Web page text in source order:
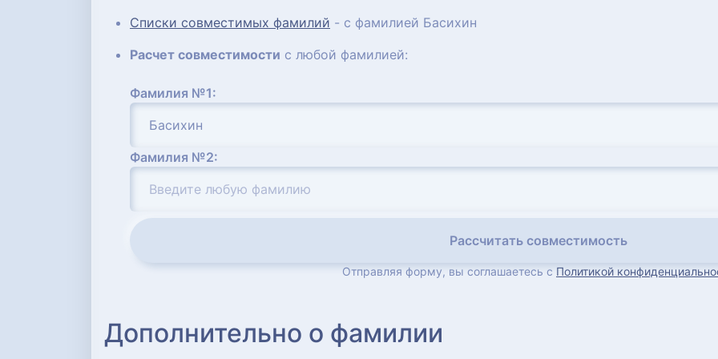
Списки совместимых фамилий - с фамилией Басихин
Расчет совместимости с любой фамилией:
Фамилия №1:
Фамилия №2:
Рассчитать совместимость
Отправляя форму, вы соглашаетесь с Политикой
Дополнительно о фамилии